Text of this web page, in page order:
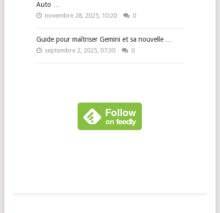
Auto …
novembre 28, 2025, 10:20 0
Guide pour maîtriser Gemini et sa nouvelle …
septembre 2, 2025, 07:30 0